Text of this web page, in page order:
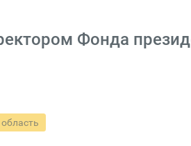
Фонда